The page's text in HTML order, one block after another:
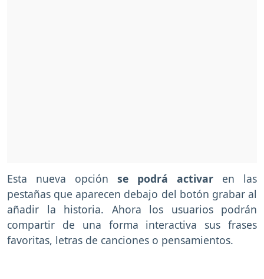
Esta nueva opción se podrá activar en las
pestañas que aparecen debajo del botón grabar al
añadir la historia. Ahora los usuarios podrán
compartir de una forma interactiva sus frases
favoritas, letras de canciones o pensamientos.